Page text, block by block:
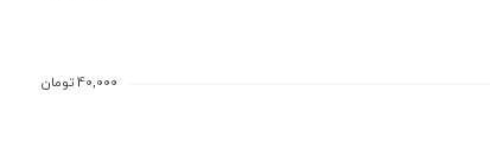
40,000 تومان